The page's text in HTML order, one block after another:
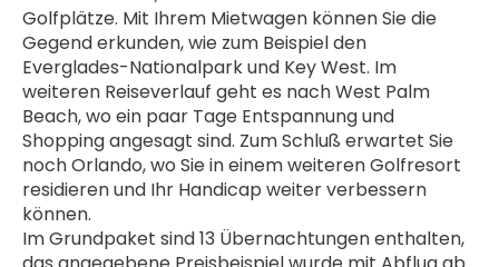
Golfplätze. Mit Ihrem Mietwagen können Sie die
Gegend erkunden, wie zum Beispiel den
Everglades-Nationalpark und Key West. Im
weiteren Reiseverlauf geht es nach West Palm
Beach, wo ein paar Tage Entspannung und
Shopping angesagt sind. Zum Schluß erwartet Sie
noch Orlando, wo Sie in einem weiteren Golfresort
residieren und Ihr Handicap weiter verbessern
können.
Im Grundpaket sind 13 Übernachtungen enthalten,